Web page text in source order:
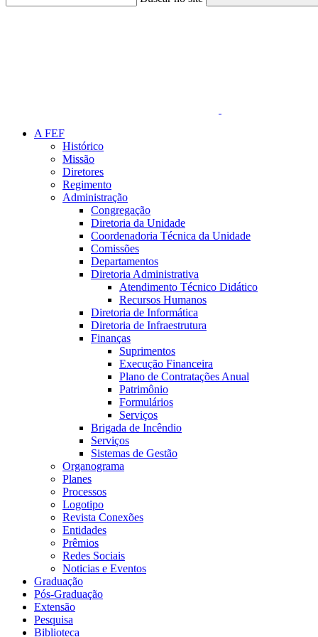
A FEF
Histórico
Missão
Diretores
Regimento
Administração
Congregação
Diretoria da Unidade
Coordenadoria Técnica da Unidade
Comissões
Departamentos
Diretoria Administrativa
Atendimento Técnico Didático
Recursos Humanos
Diretoria de Informática
Diretoria de Infraestrutura
Finanças
Suprimentos
Execução Financeira
Plano de Contratações Anual
Patrimônio
Formulários
Serviços
Brigada de Incêndio
Serviços
Sistemas de Gestão
Organograma
Planes
Processos
Logotipo
Revista Conexões
Entidades
Prêmios
Redes Sociais
Noticias e Eventos
Graduação
Pós-Graduação
Extensão
Pesquisa
Biblioteca